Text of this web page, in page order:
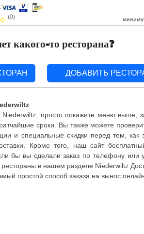
(0)
какого-то ресторана?
ДОБАВИТЬ
просто покажите меню выше,
сроки. Вы также можете
и специальные скидки перед тем, как
Кроме того, наш сайт
бы вы сделали заказ по телефону или
в нашем разделе Niederwiltz
простой способ заказа на вынос